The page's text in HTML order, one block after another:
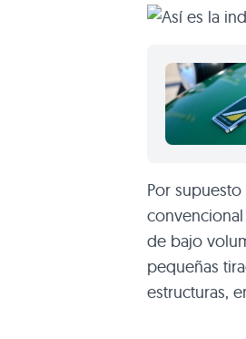
Por
de bajo
pequeñas
estructuras,